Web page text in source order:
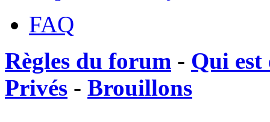
FAQ
Règles du forum - Qui est
Privés - Brouillons